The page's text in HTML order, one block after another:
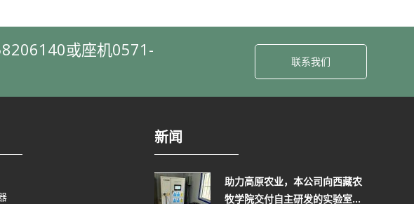
或座机0571-
联系我们
新闻
助力高原农业，本公司向西藏农
牧学院交付自主研发的实验室液